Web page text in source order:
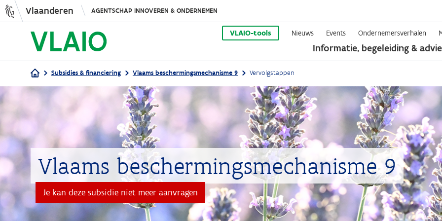
Overslaan
en
naar
de
gaan
Vlaanderen AGENTSCHAP INNOVEREN & ONDERNEMEN
VLAIO-tools Nieuws Events Ondernemersverhalen
Informatie, begeleiding &
Kruimelpad
Subsidies & financiering Vlaams beschermingsmechanisme 9 Vervolgstappen
Vlaams beschermingsmechanisme 9
Je kan deze subsidie niet meer aanvragen